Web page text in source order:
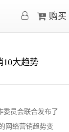
购买
10大趋势
员会联合发布了
网络营销趋势变